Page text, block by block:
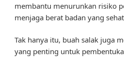
membantu menurunkan risiko
menjaga berat badan yang
Tak hanya itu, buah salak juga
yang penting untuk